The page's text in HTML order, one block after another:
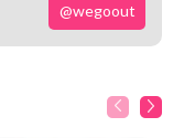
@wegoout